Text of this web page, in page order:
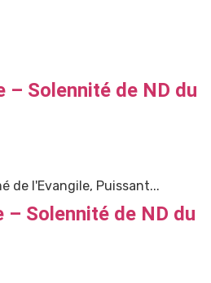
– Solennité de ND du
de l'Evangile, Puissant...
Solennité de ND du